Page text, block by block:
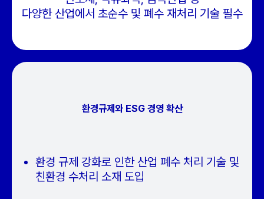
다양한 산업에서 초순수 및 폐수 재처리 기술 필수
환경규제와 ESG 경영 확산
환경 규제 강화로 인한 산업 폐수 처리 기술 및
친환경 수처리 소재 도입